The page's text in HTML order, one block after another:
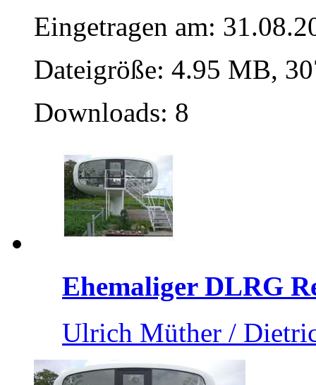
Eingetragen am:
Dateigröße: 4.95 MB,
Downloads: 8
Ehemaliger DLRG
Ulrich Müther /